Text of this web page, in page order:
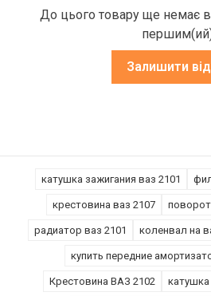
До цього товару ще немає
Залишити
катушка зажигания ваз 2101
крестовина ваз 2107
радиатор ваз 2101 коленвал на
купить передние
Крестовина ВАЗ 2102 катушка